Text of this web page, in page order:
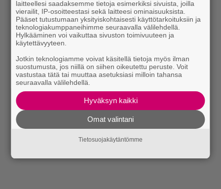
laitteellesi saadaksemme tietoja esimerkiksi sivuista, joilla
vierailit, IP-osoitteestasi sekä laitteesi ominaisuuksista.
Pääset tutustumaan yksityiskohtaisesti käyttötarkoituksiin ja
teknologiakumppaneihimme seuraavalla välilehdellä.
Hylkääminen voi vaikuttaa sivuston toimivuuteen ja
käytettävyyteen.
Jotkin teknologiamme voivat käsitellä tietoja myös ilman
suostumusta, jos niillä on siihen oikeutettu peruste. Voit
vastustaa tätä tai muuttaa asetuksiasi milloin tahansa
seuraavalla välilehdellä.
Hyväksyn kaikki
Omat valintani
Tietosuojakäytäntömme